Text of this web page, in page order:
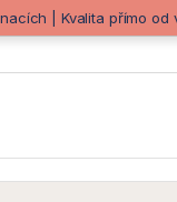
| Kvalita přímo od